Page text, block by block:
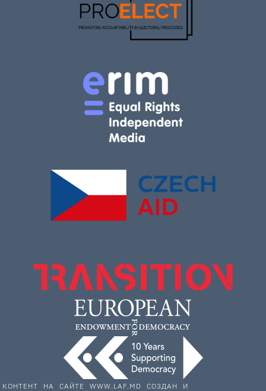
КОНТЕНТ НА САЙТЕ WWW.LAF.MD СОЗДАН И